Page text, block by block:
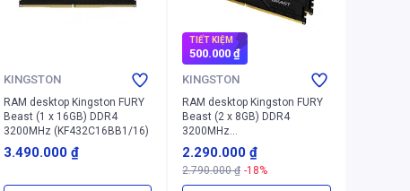
KINGSTON
RAM desktop Kingston FURY
Beast (1 x 16GB) DDR4
3200MHz (KF432C16BB1/16)
3.490.000 ₫
TIẾT KIỆM
500.000 ₫
KINGSTON
RAM desktop Kingston FURY
Beast (2 x 8GB) DDR4
3200MHz
(KF432C16BBK2/16)
2.290.000 ₫
2.790.000 ₫ -18%